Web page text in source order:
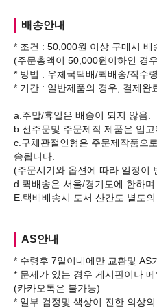
배송안내
* 조건 : 50,000원 이상 구매시 배
(주문총액이 50,000원이하인 경
* 방법 : 우체국택배/퀵배송/직수령
* 기간 : 일반제품의 경우, 결제완
a.주말/휴일은 배송이 되지 않음.
b.선주문및 주문제작 제품은 입고
c.구체관절인형은 주문제작품으
송됩니다.
(주문시기와 옵션에 따라 일정이
d.퀵배송은 서울/경기도에 한하며
AS안내
* 수령후 7일이내에만 교환및 AS
* 문제가 있는 경우 게시판이나
(카카오톡은 불가능)
* 일부 검정및 색상이 진한 의상